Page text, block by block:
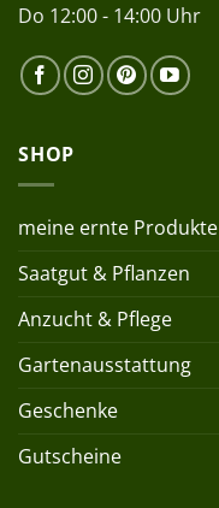
Do 12:00 - 14:00 Uhr
SHOP
meine ernte Produkte
Saatgut & Pflanzen
Anzucht & Pflege
Gartenausstattung
Geschenke
Gutscheine